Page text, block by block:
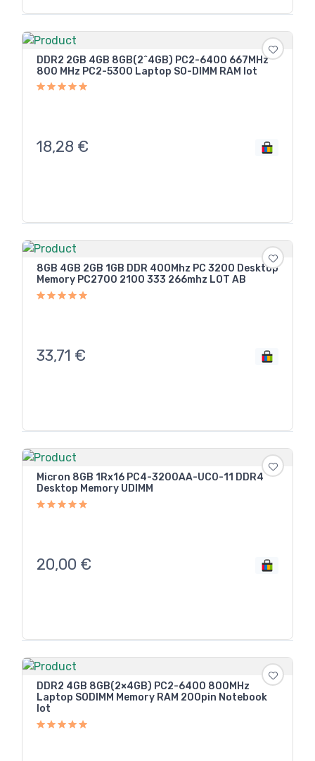
DDR2 2GB 4GB 8GB(2^4GB) PC2-6400 667MHz
800 MHz PC2-5300 Laptop SO-DIMM RAM lot
18,28 €
8GB 4GB 2GB 1GB DDR 400Mhz PC 3200 Desktop
Memory PC2700 2100 333 266mhz LOT AB
33,71 €
Micron 8GB 1Rx16 PC4-3200AA-UC0-11 DDR4
Desktop Memory UDIMM
20,00 €
DDR2 4GB 8GB(2×4GB) PC2-6400 800MHz
Laptop SODIMM Memory RAM 200pin Notebook
lot